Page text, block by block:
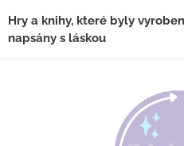
Hry a knihy, které byly
napsány s láskou